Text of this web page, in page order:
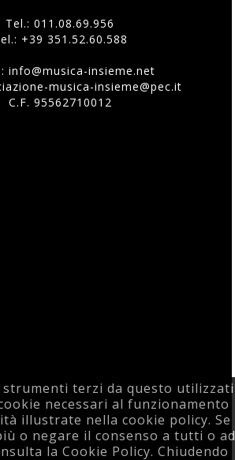
Tel.:011.08.69.956
+39 351.52.60.588
info@musica-insieme.net
musica-insieme@pec.it
C.F. 95562710012
terzi da questo utilizzati
necessari al funzionamento
illustrate nella cookie policy. Se
o negare il consenso a tutti o ad
la Cookie Policy. Chiudendo